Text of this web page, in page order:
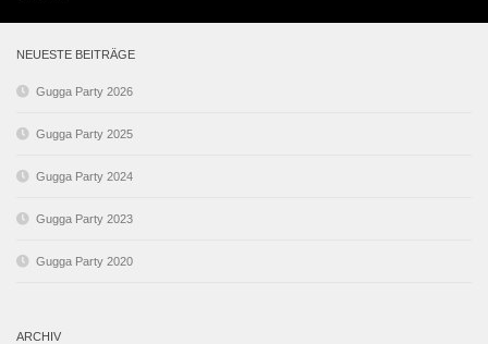
NEUESTE BEITRÄGE
Gugga Party 2026
Gugga Party 2025
Gugga Party 2024
Gugga Party 2023
Gugga Party 2020
ARCHIV